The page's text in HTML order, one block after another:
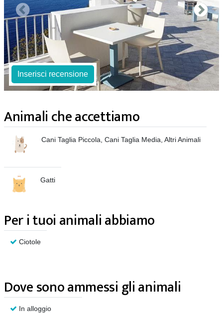
Inserisci recensione
Animali che accettiamo
Cani Taglia Piccola, Cani Taglia Media, Altri Animali
Gatti
Per i tuoi animali abbiamo
Ciotole
Dove sono ammessi gli animali
In alloggio